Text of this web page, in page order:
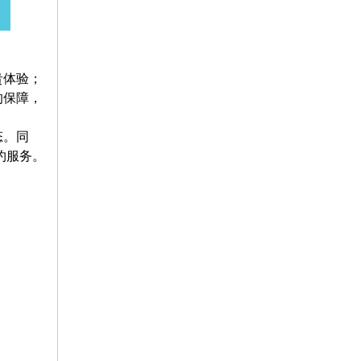
验；
障，
同
务。